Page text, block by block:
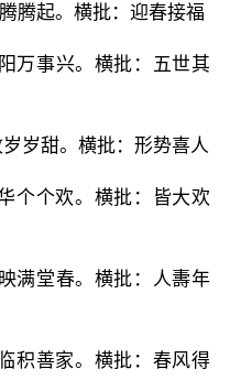
腾起。横批：迎春接福
万事兴。横批：五世其
岁甜。横批：形势喜人
个个欢。横批：皆大欢
满堂春。横批：人夀年
积善家。横批：春风得